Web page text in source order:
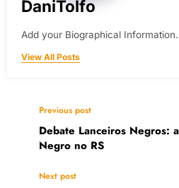
DaniTolfo
Add your Biographical Information.
View All Posts
Previous post
Debate Lanceiros Negros:
Negro no RS
Next post